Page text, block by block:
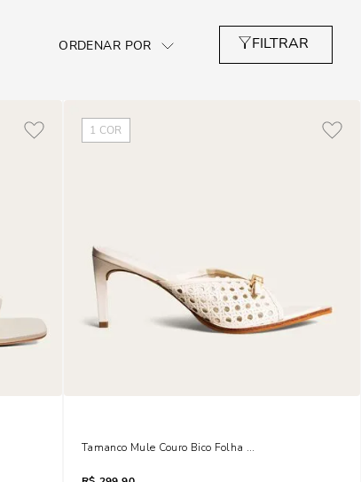
Salto Baixo Grosso Off White
1 COR
Tamanco Mule Couro Bico Folha Salto Fino Médio Off